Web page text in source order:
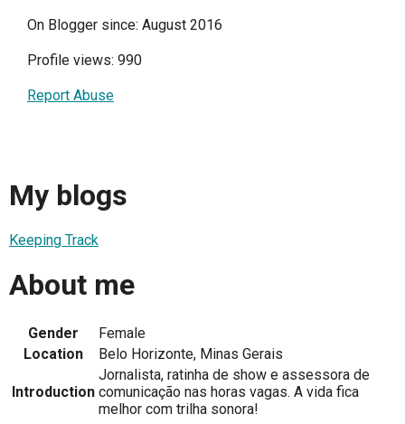
On Blogger since: August 2016
Profile views: 990
Report Abuse
My blogs
Keeping Track
About me
Gender
Female
Location
Belo Horizonte, Minas Gerais
Introduction
Jornalista, ratinha de show e assessora de
comunicação nas horas vagas. A vida fica
melhor com trilha sonora!